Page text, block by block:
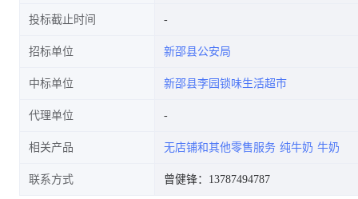
投标截止时间
招标单位 新邵县公安局
中标单位 新邵县李园锁味生活超市
代理单位
相关产品 无店铺和其他零售服务 纯牛奶 牛奶
联系方式 曾健锋：13787494787